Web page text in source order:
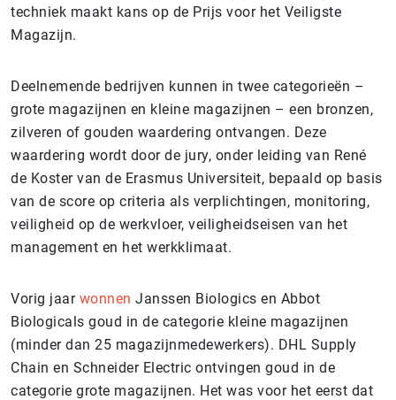
techniek maakt kans op de Prijs voor het Veiligste
Magazijn.
Deelnemende bedrijven kunnen in twee categorieën –
grote magazijnen en kleine magazijnen – een bronzen,
zilveren of gouden waardering ontvangen. Deze
waardering wordt door de jury, onder leiding van René
de Koster van de Erasmus Universiteit, bepaald op basis
van de score op criteria als verplichtingen, monitoring,
veiligheid op de werkvloer, veiligheidseisen van het
management en het werkklimaat.
Vorig jaar wonnen Janssen Biologics en Abbot
Biologicals goud in de categorie kleine magazijnen
(minder dan 25 magazijnmedewerkers). DHL Supply
Chain en Schneider Electric ontvingen goud in de
categorie grote magazijnen. Het was voor het eerst dat